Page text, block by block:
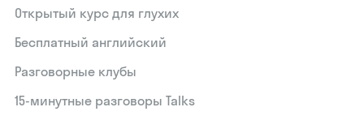
Открытый курс для глухих
Бесплатный английский
Разговорные клубы
15‑минутные разговоры Talks